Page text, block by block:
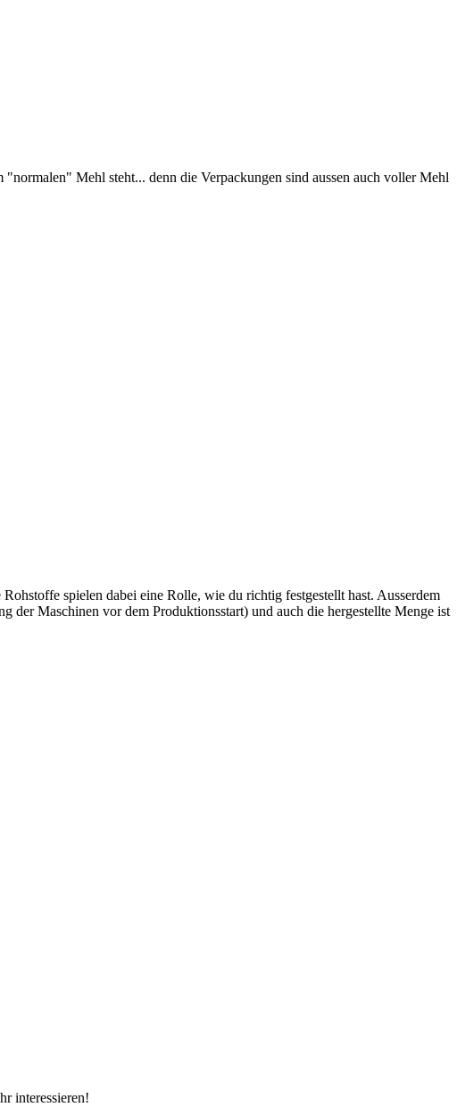
Mehl steht... denn die Verpackungen sind aussen auch voller Mehl
spielen dabei eine Rolle, wie du richtig festgestellt hast. Ausserdem
der Maschinen vor dem Produktionsstart) und auch die hergestellte Menge ist
interessieren!